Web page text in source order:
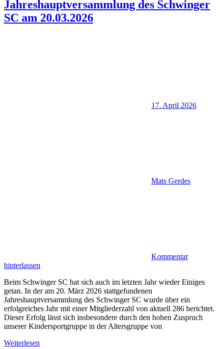
Jahreshauptversammlung des Schwinger
SC am 20.03.2026
17. April 2026
Mats Gerdes
Kommentar
hinterlassen
Beim Schwinger SC hat sich auch im letzten Jahr wieder Einiges
getan. In der am 20. März 2026 stattgefundenen
Jahreshauptversammlung des Schwinger SC wurde über ein
erfolgreiches Jahr mit einer Mitgliederzahl von aktuell 286 berichtet.
Dieser Erfolg lässt sich insbesondere durch den hohen Zuspruch
unserer Kindersportgruppe in der Altersgruppe von
Weiterlesen